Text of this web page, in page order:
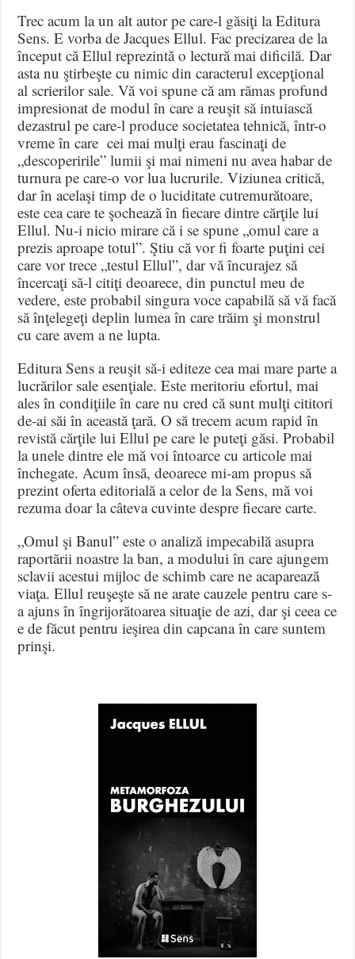
Trec acum la un alt autor pe care-l găsiţi la Editura
Sens. E vorba de Jacques Ellul. Fac precizarea de la
început că Ellul reprezintă o lectură mai dificilă. Dar
asta nu ştirbeşte cu nimic din caracterul excepţional
al scrierilor sale. Vă voi spune că am rămas profund
impresionat de modul în care a reuşit să intuiască
dezastrul pe care-l produce societatea tehnică, într-o
vreme în care cei mai mulţi erau fascinaţi de
„descoperirile” lumii şi mai nimeni nu avea habar de
turnura pe care-o vor lua lucrurile. Viziunea critică,
dar în acelaşi timp de o luciditate cutremurătoare,
este cea care te şochează în fiecare dintre cărţile lui
Ellul. Nu-i nicio mirare că i se spune „omul care a
prezis aproape totul”. Ştiu că vor fi foarte puţini cei
care vor trece „testul Ellul”, dar vă încurajez să
încercaţi să-l citiţi deoarece, din punctul meu de
vedere, este probabil singura voce capabilă să vă facă
să înţelegeţi deplin lumea în care trăim şi monstrul
cu care avem a ne lupta.
Editura Sens a reuşit să-i editeze cea mai mare parte a
lucrărilor sale esenţiale. Este meritoriu efortul, mai
ales în condiţiile în care nu cred că sunt mulţi cititori
de-ai săi în această ţară. O să trecem acum rapid în
revistă cărţile lui Ellul pe care le puteţi găsi. Probabil
la unele dintre ele mă voi întoarce cu articole mai
închegate. Acum însă, deoarece mi-am propus să
prezint oferta editorială a celor de la Sens, mă voi
rezuma doar la câteva cuvinte despre fiecare carte.
„Omul şi Banul” este o analiză impecabilă asupra
raportării noastre la ban, a modului în care ajungem
sclavii acestui mijloc de schimb care ne acaparează
viaţa. Ellul reuşeşte să ne arate cauzele pentru care s-
a ajuns în îngrijorătoarea situaţie de azi, dar şi ceea ce
e de făcut pentru ieşirea din capcana în care suntem
prinşi.